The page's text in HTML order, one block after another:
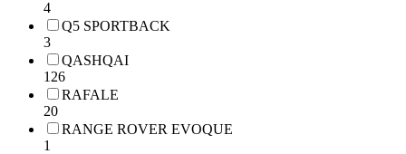
4
Q5 SPORTBACK
3
QASHQAI
126
RAFALE
20
RANGE ROVER EVOQUE
1